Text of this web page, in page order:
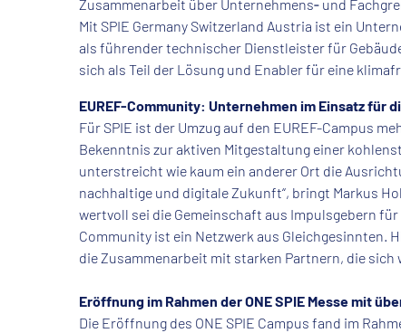
Zusammenarbeit über Unternehmens‑ und
Mit SPIE Germany Switzerland Austria ist ein
als führender technischer Dienstleister für
sich als Teil der Lösung und Enabler für eine
EUREF-Community: Unternehmen im Einsatz für
Für SPIE ist der Umzug auf den EUREF-Campus
Bekenntnis zur aktiven Mitgestaltung einer
unterstreicht wie kaum ein anderer Ort die
nachhaltige und digitale Zukunft“, bringt Markus
wertvoll sei die Gemeinschaft aus Impulsgebern
Community ist ein Netzwerk aus Gleichgesinnten.
die Zusammenarbeit mit starken Partnern, die
Eröffnung im Rahmen der ONE SPIE Messe mit
Die Eröffnung des ONE SPIE Campus fand im